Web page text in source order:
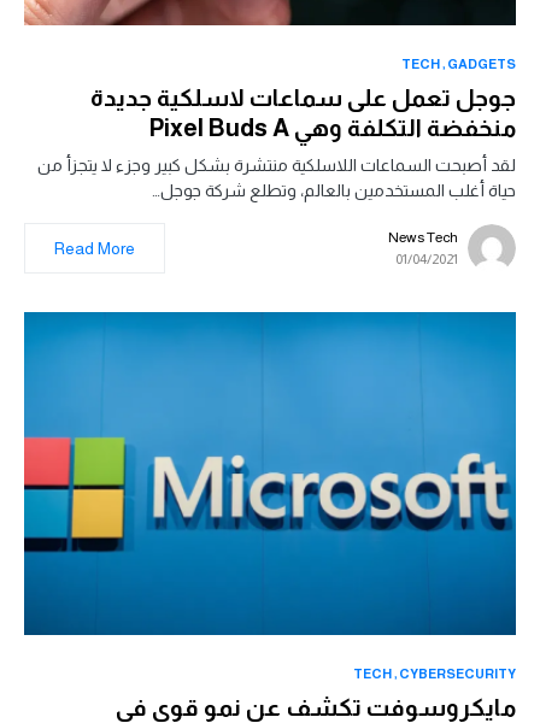
GADGETS
TECH
جوجل تعمل على سماعات لاسلكية جديدة
منخفضة التكلفة وهي Pixel Buds A
لقد أصبحت السماعات اللاسلكية منتشرة بشكل كبير وجزء لا يتجزأ من
حياة أغلب المستخدمين بالعالم، وتطلع شركة جوجل…
News Tech
01/04/2021
Read More
CYBERSECURITY
TECH
مايكروسوفت تكشف عن نمو قوي في